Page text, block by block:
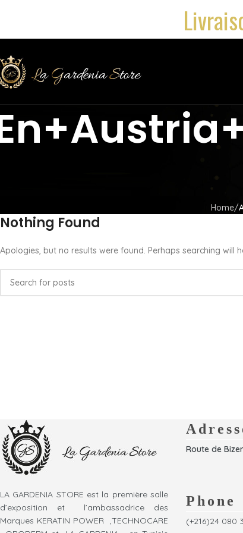
Home
Nothing Found
Apologies, but no results were found. Perhaps searching will
LA GARDENIA STORE est la première salle
d’exposition et l’ambassadrice des
Marques KERATIN POWER ,TECHNOCARE
Route de
Phone
(+216)24 080